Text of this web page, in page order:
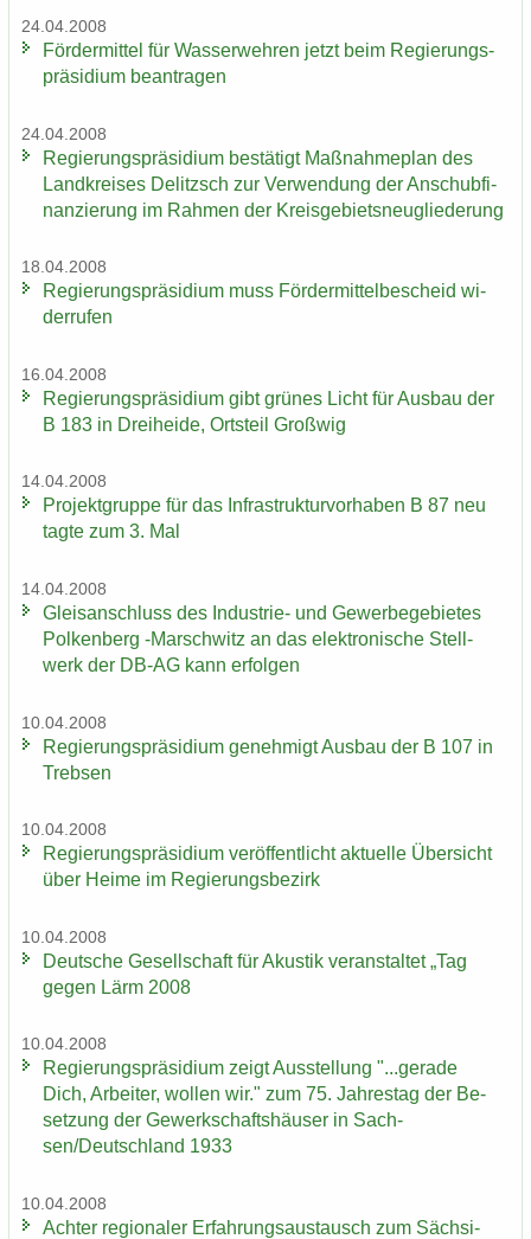
24.04.2008
För­der­mit­tel für Was­ser­weh­ren jetzt beim Re­gie­rungs­
prä­si­di­um be­an­tra­gen
24.04.2008
Re­gie­rungs­prä­si­di­um be­stä­tigt Maß­nah­me­plan des
Land­krei­ses De­litzsch zur Ver­wen­dung der An­schub­fi­
nan­zie­rung im Rah­men der Kreis­ge­biets­neu­glie­de­rung
18.04.2008
Re­gie­rungs­prä­si­di­um muss För­der­mit­tel­be­scheid wi­
der­ru­fen
16.04.2008
Re­gie­rungs­prä­si­di­um gibt grü­nes Licht für Aus­bau der
B 183 in Drei­hei­de, Orts­teil Groß­wig
14.04.2008
Pro­jekt­grup­pe für das In­fra­struk­tur­vor­ha­ben B 87 neu
tagte zum 3. Mal
14.04.2008
Gleis­an­schluss des Industrie-​ und Ge­wer­be­ge­bie­tes
Pol­ken­berg -​Marschwitz an das elek­tro­ni­sche Stell­
werk der DB-AG kann er­fol­gen
10.04.2008
Re­gie­rungs­prä­si­di­um ge­neh­migt Aus­bau der B 107 in
Treb­sen
10.04.2008
Re­gie­rungs­prä­si­di­um ver­öf­fent­licht ak­tu­el­le Über­sicht
über Heime im Re­gie­rungs­be­zirk
10.04.2008
Deut­sche Ge­sell­schaft für Akus­tik ver­an­stal­tet „Tag
gegen Lärm 2008
10.04.2008
Re­gie­rungs­prä­si­di­um zeigt Aus­stel­lung "...ge­ra­de
Dich, Ar­bei­ter, wol­len wir." zum 75. Jah­res­tag der Be­
set­zung der Ge­werk­schafts­häu­ser in Sach­
sen/Deutsch­land 1933
10.04.2008
Ach­ter re­gio­na­ler Er­fah­rungs­aus­tausch zum Säch­si­